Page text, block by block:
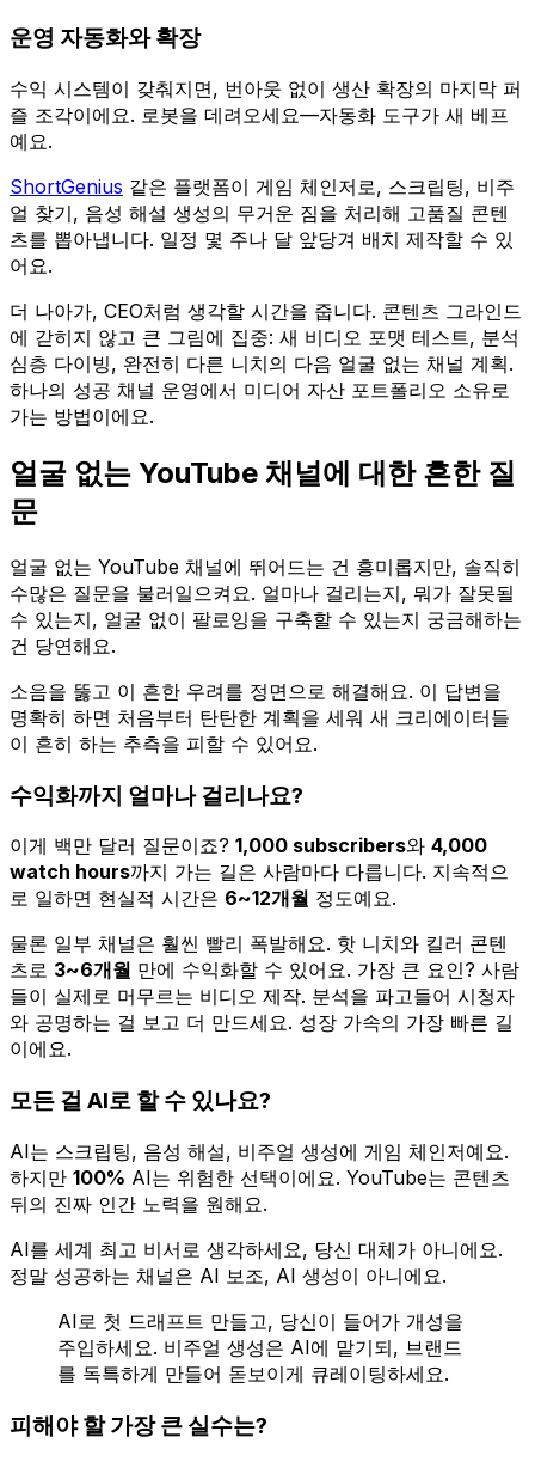
운영 자동화와 확장
수익 시스템이 갖춰지면, 번아웃 없이 생산 확장의 마지막 퍼
즐 조각이에요. 로봇을 데려오세요—자동화 도구가 새 베프
예요.
ShortGenius 같은 플랫폼이 게임 체인저로, 스크립팅, 비주
얼 찾기, 음성 해설 생성의 무거운 짐을 처리해 고품질 콘텐
츠를 뽑아냅니다. 일정 몇 주나 달 앞당겨 배치 제작할 수 있
어요.
더 나아가, CEO처럼 생각할 시간을 줍니다. 콘텐츠 그라인드
에 갇히지 않고 큰 그림에 집중: 새 비디오 포맷 테스트, 분석
심층 다이빙, 완전히 다른 니치의 다음 얼굴 없는 채널 계획.
하나의 성공 채널 운영에서 미디어 자산 포트폴리오 소유로
가는 방법이에요.
얼굴 없는 YouTube 채널에 대한 흔한 질
문
얼굴 없는 YouTube 채널에 뛰어드는 건 흥미롭지만, 솔직히
수많은 질문을 불러일으켜요. 얼마나 걸리는지, 뭐가 잘못될
수 있는지, 얼굴 없이 팔로잉을 구축할 수 있는지 궁금해하는
건 당연해요.
소음을 뚫고 이 흔한 우려를 정면으로 해결해요. 이 답변을
명확히 하면 처음부터 탄탄한 계획을 세워 새 크리에이터들
이 흔히 하는 추측을 피할 수 있어요.
수익화까지 얼마나 걸리나요?
이게 백만 달러 질문이죠? 1,000 subscribers와 4,000
watch hours까지 가는 길은 사람마다 다릅니다. 지속적으
로 일하면 현실적 시간은 6~12개월 정도예요.
물론 일부 채널은 훨씬 빨리 폭발해요. 핫 니치와 킬러 콘텐
츠로 3~6개월 만에 수익화할 수 있어요. 가장 큰 요인? 사람
들이 실제로 머무르는 비디오 제작. 분석을 파고들어 시청자
와 공명하는 걸 보고 더 만드세요. 성장 가속의 가장 빠른 길
이에요.
모든 걸 AI로 할 수 있나요?
AI는 스크립팅, 음성 해설, 비주얼 생성에 게임 체인저예요.
하지만 100% AI는 위험한 선택이에요. YouTube는 콘텐츠
뒤의 진짜 인간 노력을 원해요.
AI를 세계 최고 비서로 생각하세요, 당신 대체가 아니에요.
정말 성공하는 채널은 AI 보조, AI 생성이 아니에요.
AI로 첫 드래프트 만들고, 당신이 들어가 개성을
주입하세요. 비주얼 생성은 AI에 맡기되, 브랜드
를 독특하게 만들어 돋보이게 큐레이팅하세요.
피해야 할 가장 큰 실수는?